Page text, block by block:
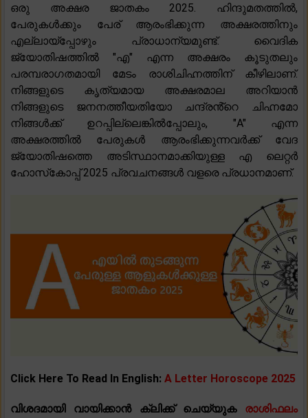
ഒരു അക്ഷര ജാതകം 2025. ഹിന്ദുമതത്തിൽ,
പേരുകൾക്കും പേര് ആരംഭിക്കുന്ന അക്ഷരത്തിനും
എല്ലായ്‌പ്പോഴും പ്രാധാന്യമുണ്ട്. വൈദിക
ജ്യോതിഷത്തിൽ "എ" എന്ന അക്ഷരം കൂടുതലും
പരമ്പരാഗതമായി മേടം രാശിചിഹ്നത്തിന് കീഴിലാണ്.
നിങ്ങളുടെ കൃത്യമായ അക്ഷരമാല അറിയാൻ
നിങ്ങളുടെ ജനനത്തീയതിയോ ചന്ദ്രൻ്റെ ചിഹ്നമോ
നിങ്ങൾക്ക് ഉറപ്പില്ലെങ്കിൽപ്പോലും, "A" എന്ന
അക്ഷരത്തിൽ പേരുകൾ ആരംഭിക്കുന്നവർക്ക് വേദ
ജ്യോതിഷത്തെ അടിസ്ഥാനമാക്കിയുള്ള എ ലെറ്റർ
ഹോസ്‌കോപ്പ് 2025 പ്രവചനങ്ങൾ വളരെ പ്രധാനമാണ്.
Click Here To Read In English: A Letter Horoscope 2025
വിശദമായി വായിക്കാൻ ക്ലിക്ക് ചെയ്യുക രാശിഫലം